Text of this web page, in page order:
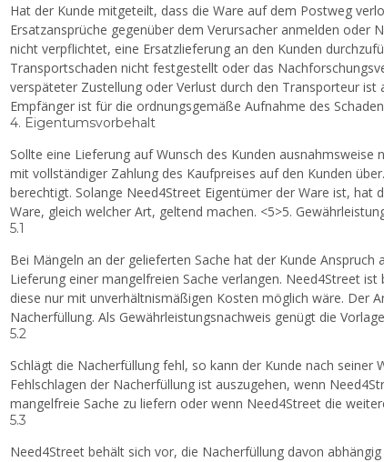
Hat der Kunde mitgeteilt, dass die Ware auf dem Postweg
Ersatzansprüche gegenüber dem Verursacher anmelden oder
nicht verpflichtet, eine Ersatzlieferung an den Kunden
Transportschaden nicht festgestellt oder das
verspäteter Zustellung oder Verlust durch den Transporteur
Empfänger ist für die ordnungsgemäße Aufnahme des
4. Eigentumsvorbehalt
Sollte eine Lieferung auf Wunsch des Kunden
mit vollständiger Zahlung des Kaufpreises auf den Kunden
berechtigt. Solange Need4Street Eigentümer der Ware ist,
Ware, gleich welcher Art, geltend machen. <5>5.
5.1
Bei Mängeln an der gelieferten Sache hat der Kunde
Lieferung einer mangelfreien Sache verlangen. Need4Street
diese nur mit unverhältnismäßigen Kosten möglich wäre. Der
Nacherfüllung. Als Gewährleistungsnachweis genügt die
5.2
Schlägt die Nacherfüllung fehl, so kann der Kunde nach
Fehlschlagen der Nacherfüllung ist auszugehen, wenn
mangelfreie Sache zu liefern oder wenn Need4Street die
5.3
Need4Street behält sich vor, die Nacherfüllung davon